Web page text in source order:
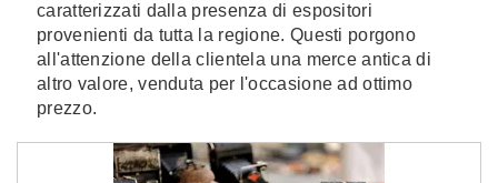
caratterizzati dalla presenza di espositori
provenienti da tutta la regione. Questi porgono
all'attenzione della clientela una merce antica di
altro valore, venduta per l'occasione ad ottimo
prezzo.